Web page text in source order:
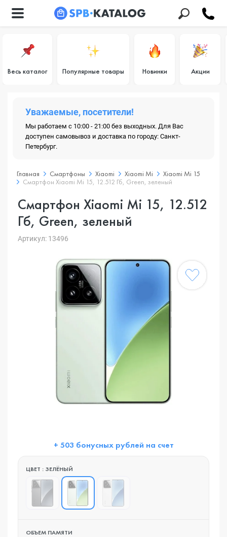
Весь каталог Популярные товары Новинки Акции
Уважаемые, посетители!
Мы работаем с 10:00 - 21:00 без выходных. Для Вас
доступен самовывоз и доставка по городу: Санкт-
Петербург.
Главная Смартфоны Xiaomi Xiaomi Mi
Xiaomi Mi 15
Смартфон Xiaomi Mi 15, 12.512 Гб, Green, зеленый
Смартфон Xiaomi Mi 15, 12.512
Гб, Green, зеленый
Артикул: 13496
+ 503 бонусных рублей на счет
ЦВЕТ : ЗЕЛЁНЫЙ
ОБЪЕМ ПАМЯТИ